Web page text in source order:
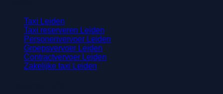
Taxi Leiden
Taxi reserveren Leiden
Personenvervoer Leiden
Groepsvervoer Leiden
Contractvervoer Leiden
Zakelijke taxi Leiden